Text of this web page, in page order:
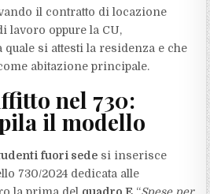
il contratto di locazione
lavoro oppure la CU,
si attesti la residenza e che
abitazione principale.
nel 730:
il modello
fuori sede si inserisce
730/2024 dedicata alle